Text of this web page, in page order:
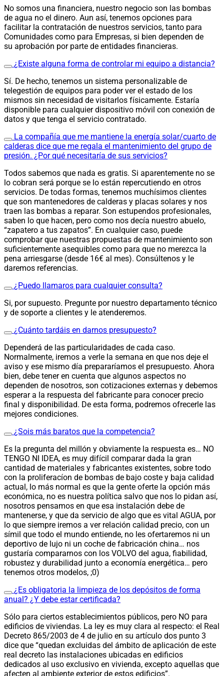
No somos una financiera, nuestro negocio son las bombas
de agua no el dinero. Aun así, tenemos opciones para
facilitar la contratación de nuestros servicios, tanto para
Comunidades como para Empresas, si bien dependen de
su aprobación por parte de entidades financieras.
¿Existe alguna forma de controlar mi equipo a distancia?
Sí. De hecho, tenemos un sistema personalizable de
telegestión de equipos para poder ver el estado de los
mismos sin necesidad de visitarlos físicamente. Estaría
disponible para cualquier dispositivo móvil con conexión de
datos y que tenga el servicio contratado.
La compañía que me mantiene la energía solar/cuarto de
calderas dice que me regala el mantenimiento del grupo de
presión. ¿Por qué necesitaría de sus servicios?
Todos sabemos que nada es gratis. Si aparentemente no se
lo cobran será porque se lo están repercutiendo en otros
servicios. De todas formas, tenemos muchísimos clientes
que son mantenedores de calderas y placas solares y nos
traen las bombas a reparar. Son estupendos profesionales,
saben lo que hacen, pero como nos decía nuestro abuelo,
“zapatero a tus zapatos”. En cualquier caso, puede
comprobar que nuestras propuestas de mantenimiento son
suficientemente asequibles como para que no merezca la
pena arriesgarse (desde 16€ al mes). Consúltenos y le
daremos referencias.
¿Puedo llamaros para cualquier consulta?
Si, por supuesto. Pregunte por nuestro departamento técnico
y de soporte a clientes y le atenderemos.
¿Cuánto tardáis en darnos presupuesto?
Dependerá de las particularidades de cada caso.
Normalmente, iremos a verle la semana en que nos deje el
aviso y ese mismo día prepararíamos el presupuesto. Ahora
bien, debe tener en cuenta que algunos aspectos no
dependen de nosotros, son cotizaciones externas y debemos
esperar a la respuesta del fabricante para conocer precio
final y disponibilidad. De esta forma, podremos ofrecerle las
mejores condiciones.
¿Sois más baratos que la competencia?
Es la pregunta del millón y obviamente la respuesta es… NO
TENGO NI IDEA, es muy difícil comparar dada la gran
cantidad de materiales y fabricantes existentes, sobre todo
con la proliferacíon de bombas de bajo coste y baja calidad
actual, lo más normal es que la gente oferte la opción más
económica, no es nuestra política salvo que nos lo pidan así,
nosotros pensamos en que esa instalación debe de
mantenerse, y que da servicio de algo que es vital AGUA, por
lo que siempre iremos a ver relación calidad precio, con un
símil que todo el mundo entiende, no les ofertaremos ni un
deportivo de lujo ni un coche de fabricación china… nos
gustaría compararnos con los VOLVO del agua, fiabilidad,
robustez y durabilidad junto a economía energética… pero
tenemos otros modelos, ;0)
¿Es obligatoria la limpieza de los depósitos de forma
anual? ¿Y debe estar certificada?
Sólo para ciertos establecimientos públicos, pero NO para
edificios de viviendas. La ley es muy clara al respecto: el Real
Decreto 865/2003 de 4 de julio en su artículo dos punto 3
dice que “quedan excluidas del ámbito de aplicación de este
real decreto las instalaciones ubicadas en edificios
dedicados al uso exclusivo en vivienda, excepto aquellas que
afecten al ambiente exterior de estos edificios”.